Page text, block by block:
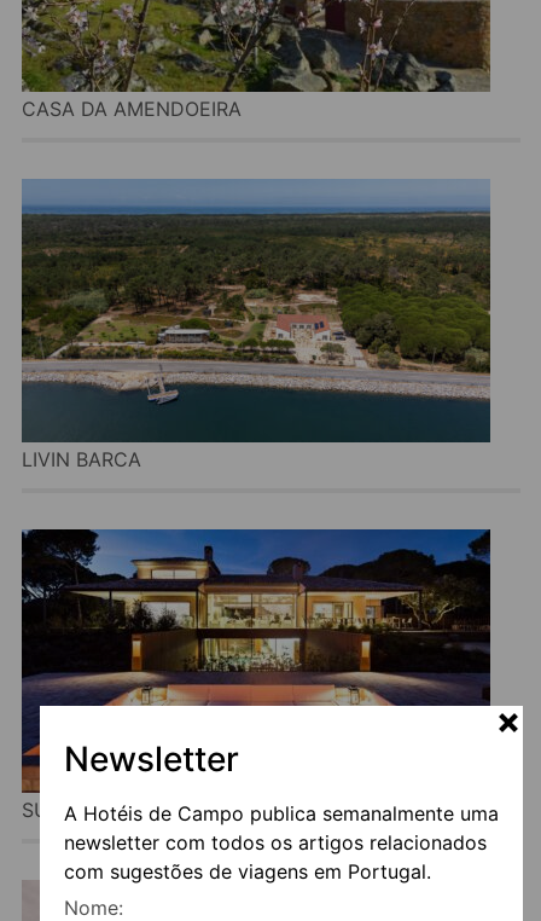
Newsletter
A Hotéis de Campo publica semanalmente uma
newsletter com todos os artigos relacionados
com sugestões de viagens em Portugal.
Nome:
CASA DA AMENDOEIRA
LIVIN BARCA
SUBLIME COMPORTA COUNTRY RETREAT & SPA